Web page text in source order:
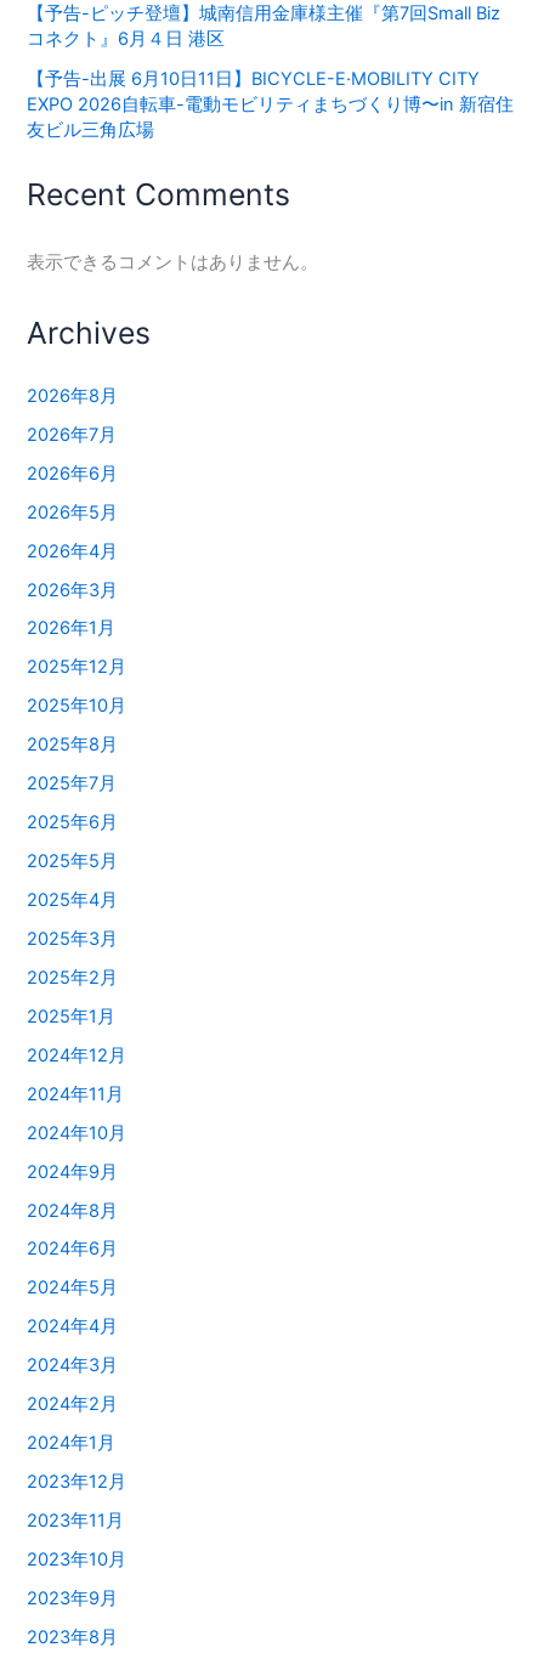
【予告-ピッチ登壇】城南信用金庫様主催『第7回Small Biz
コネクト』6月４日 港区
【予告-出展 6月10日11日】BICYCLE-E·MOBILITY CITY
EXPO 2026⾃転⾞-電動モビリティまちづくり博〜in 新宿住
友ビル三⾓広場
Recent Comments
表示できるコメントはありません。
Archives
2026年8月
2026年7月
2026年6月
2026年5月
2026年4月
2026年3月
2026年1月
2025年12月
2025年10月
2025年8月
2025年7月
2025年6月
2025年5月
2025年4月
2025年3月
2025年2月
2025年1月
2024年12月
2024年11月
2024年10月
2024年9月
2024年8月
2024年6月
2024年5月
2024年4月
2024年3月
2024年2月
2024年1月
2023年12月
2023年11月
2023年10月
2023年9月
2023年8月